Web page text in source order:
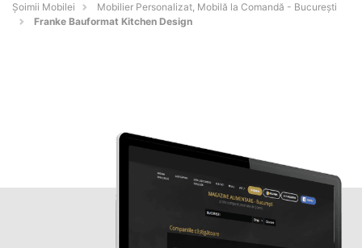
Șoimii Mobilei
Mobilier Personalizat, Mobilă la Comandă - Bucureşti
Franke Bauformat Kitchen Design